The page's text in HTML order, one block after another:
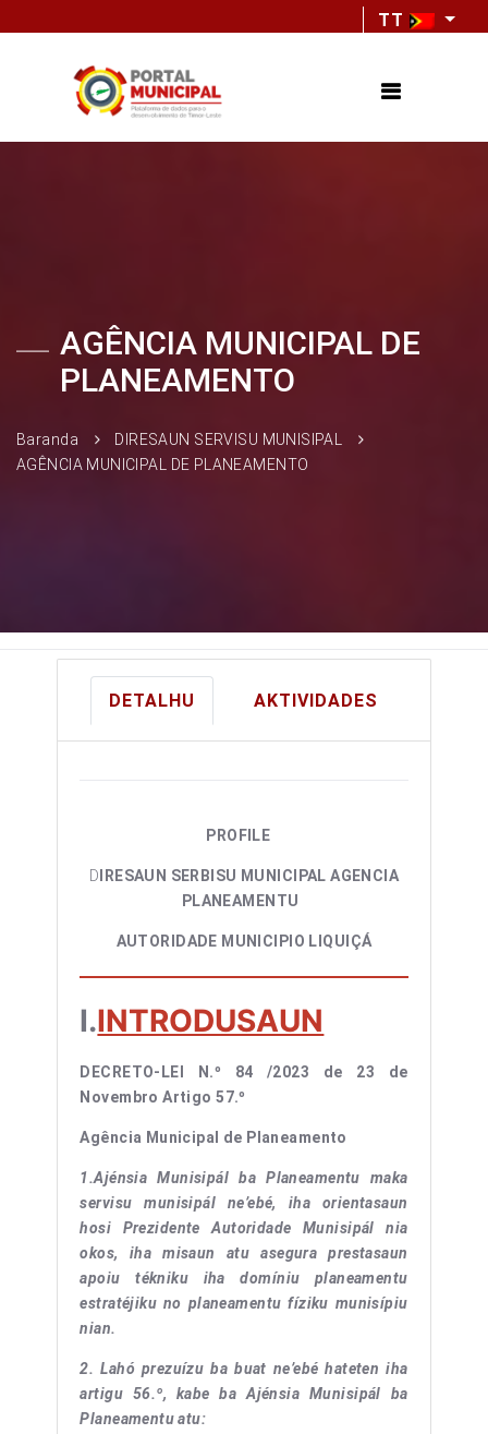
TT
AGÊNCIA MUNICIPAL DE
PLANEAMENTO
Baranda
DIRESAUN SERVISU MUNISIPAL
AGÊNCIA MUNICIPAL DE PLANEAMENTO
DETALHU AKTIVIDADES
PROFILE
D IRESAUN SERBISU MUNICIPAL AGENCIA
PLANEAMENTU
AUTORIDADE MUNICIPIO LIQUIÇÁ
I.INTRODUSAUN
DECRETO-LEI N.º 84 /2023
de 23 de
Novembro Artigo 57.º
Agência Municipal de Planeamento
1.Ajénsia Munisipál ba Planeamentu maka
servisu munisipál ne’ebé, iha orientasaun
hosi Prezidente Autoridade Munisipál nia
okos, iha misaun atu asegura prestasaun
apoiu tékniku iha domíniu planeamentu
estratéjiku no planeamentu fíziku munisípiu
nian.
2. Lahó prezuízu ba buat ne’ebé hateten iha
artigu 56.º, kabe ba Ajénsia Munisipál ba
Planeamentu atu: